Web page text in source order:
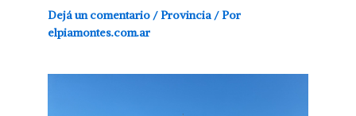
Dejá un comentario /Provincia / Por
elpiamontes.com.ar